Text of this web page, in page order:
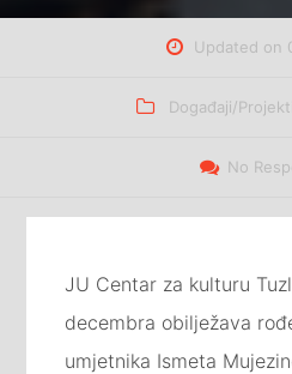
Updated on
Categories
Događaji/Projekti
No
JU Centar za kulturu
decembra obilježava
umjetnika Ismeta